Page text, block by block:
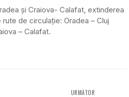
și Craiova- Calafat, extinderea
de circulație: Oradea – Cluj
– Calafat.
URMĂTOR